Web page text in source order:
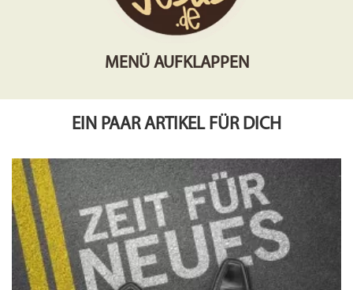
MENÜ AUFKLAPPEN
EIN PAAR ARTIKEL FÜR DICH